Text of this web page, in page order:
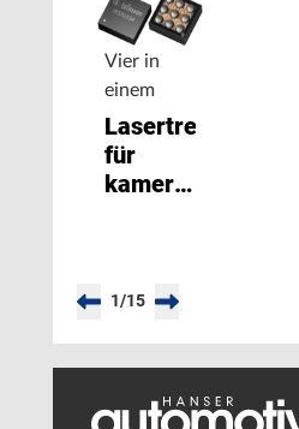
Vier in
einem
Lasertreiber
für
kamerabasierten
1/15